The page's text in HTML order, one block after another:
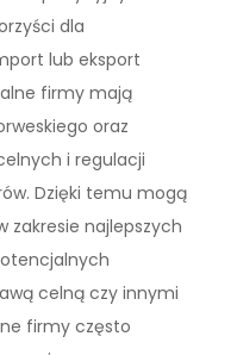
dla
lub eksport
firmy mają
oraz
i regulacji
Dzięki temu mogą
zakresie najlepszych
celną czy innymi
firmy często